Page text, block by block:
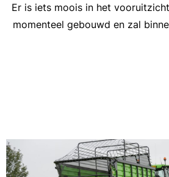
Er is iets moois in het
momenteel gebouwd en zal